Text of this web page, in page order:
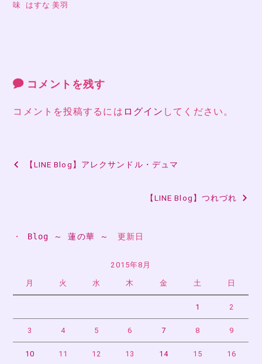
味
はすな 美羽
コメントを残す
コメントを投稿するには ログイン してください。
投
【LINE Blog】アレクサンドル・デュマ
【LINE Blog】つれづれ
・ Blog ～ 蓮の華 ～ 更新日
2015年8月
月 火 水 木 金 土 日
1 2
3 4 5 6 7 8 9
10 11 12 13 14 15 16